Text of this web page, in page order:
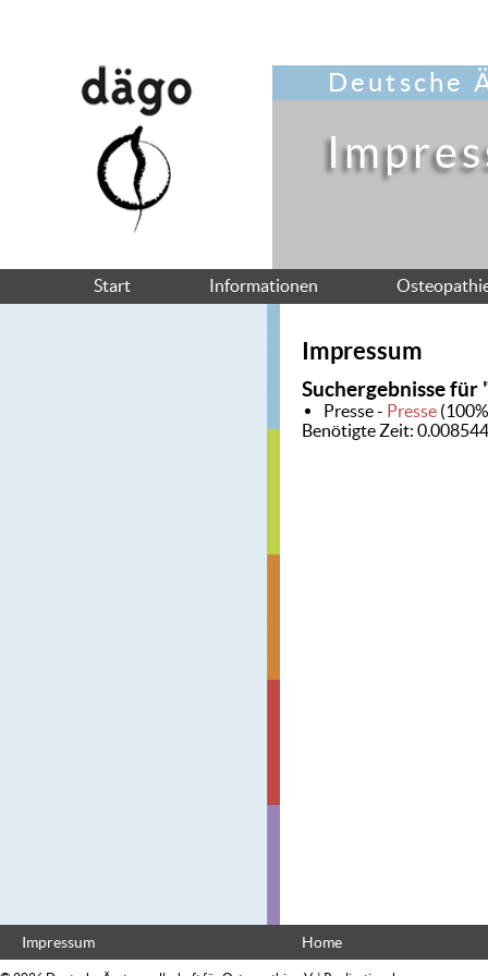
Deutsche
Start Informationen
Impressum
Suchergebnisse für
Presse - Presse
Benötigte Zeit:
Impressum Home